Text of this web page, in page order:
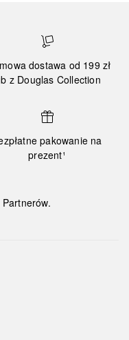
dostawa od 199 zł
z Douglas Collection
pakowanie na
prezent¹